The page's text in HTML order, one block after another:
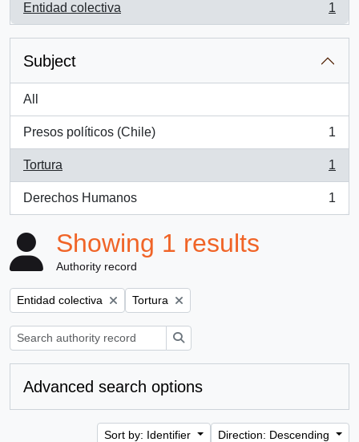
Entidad colectiva
, 1 results
1
Subject
All
Presos políticos (Chile)
, 1 results
1
Tortura
, 1 results
1
Derechos Humanos
, 1 results
1
Showing 1 results
Authority record
Remove filter:
Entidad colectiva Remove filter:
Tortura
Advanced search options
Sort by: Identifier Direction: Descending